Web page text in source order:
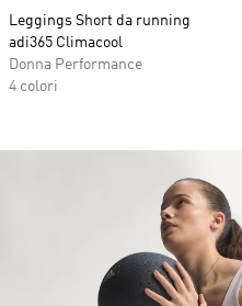
Leggings Short da running
adi365 Climacool
Donna Performance
4 colori